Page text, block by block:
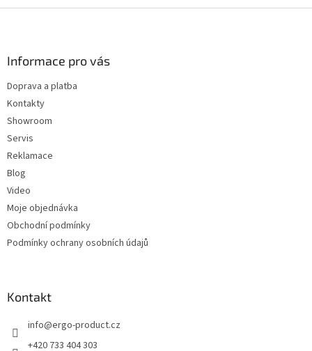
Informace pro vás
Doprava a platba
Kontakty
Showroom
Servis
Reklamace
Blog
Video
Moje objednávka
Obchodní podmínky
Podmínky ochrany osobních údajů
Kontakt
info@ergo-product.cz
+420 733 404 303